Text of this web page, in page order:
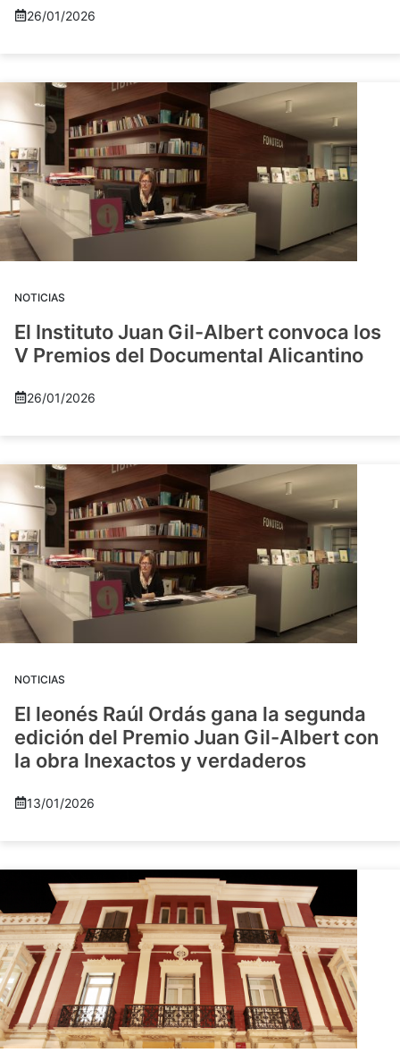
26/01/2026
NOTICIAS
El Instituto Juan Gil-Albert convoca los
V Premios del Documental Alicantino
26/01/2026
NOTICIAS
El leonés Raúl Ordás gana la segunda
edición del Premio Juan Gil-Albert con
la obra Inexactos y verdaderos
13/01/2026